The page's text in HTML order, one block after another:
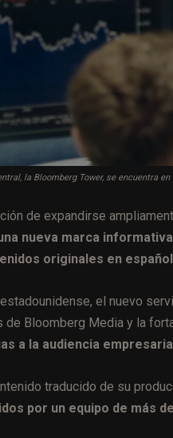
la Bloomberg Tower, se encuentra en
de expandirse
nueva marca
originales en
el nuevo
Bloomberg Media y la
a la audiencia
traducido de su
por un equipo de más